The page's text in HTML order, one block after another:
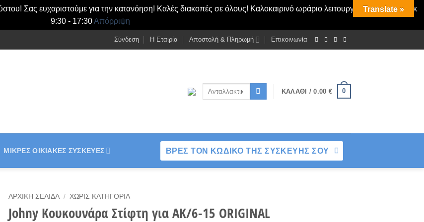
Σας ευχαριστούμε για την κατανόηση! Καλές διακοπές σε όλους! Καλοκαιρινό ωράριο λειτουργίας Δευτ - Παρασκ
9:30 - 17:30Απόρριψη
Σύνδεση Η Εταιρία Αποστολή & Πληρωμή Επικοινωνία
Αναζήτηση
ΚΑΛΆΘΙ /0.00 € 0
ΜΙΚΡΈΣ ΟΙΚΙΑΚΈΣ ΣΥΣΚΕΥΈΣ ΒΡΕΣ ΤΟΝ ΚΩΔΙΚΟ ΤΗΣ ΣΥΣΚΕΥΗΣ ΣΟΥ
ΑΡΧΙΚΉ ΣΕΛΊΔΑ / ΧΩΡΊΣ ΚΑΤΗΓΟΡΊΑ
Johny Κουκουνάρα Στίφτη για AK/6-15 ORIGINAL
Translate »